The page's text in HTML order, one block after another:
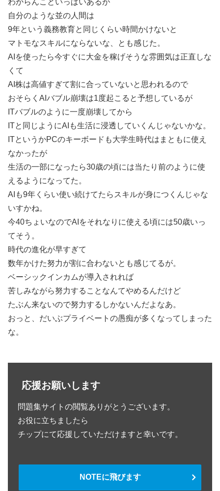
わからんこといっぱいあるが
自分のような並の人間は
9年という義務教育と同じくらい時間かけないと
マトモなスキルにならないな、とも感じた。
AIを使ったら今すぐに大金を稼げそうな雰囲気は正直しな
くて
AI株は高値すぎて割に合っていないと思われるので
おそらくAIバブル崩壊は1度起こると予想しているが
ITバブルのように一度崩壊してから
ITと同じようにAIも生活に浸透していくんじゃないかな。
ITというかPCのキーボードも大学生時代はまともに使え
なかったが
生活の一部になったら30歳の頃には当たり前のように使
えるようになってた。
AIも9年くらい使い続けてたらスキルが身につくんじゃな
いすかね。
今40ちょいなのでAIをそれなりに使える頃には50歳いっ
てそう。
時代の進化が早すぎて
数年かけた努力が割に合わないとも感じてるが。
ベーシックインカムが導入されれば
苦しみながら努力することなんてやめるんだけど
たぶん来ないので努力するしかないんだよなあ。
おっと、だいぶプライベートの愚痴が多くなってしまった
な。
応援お願いします
問題集サイトの閲覧ありがとうございます。
お役に立ちましたら
チップにて応援していただけますと幸いです。
NOTEに飛びます